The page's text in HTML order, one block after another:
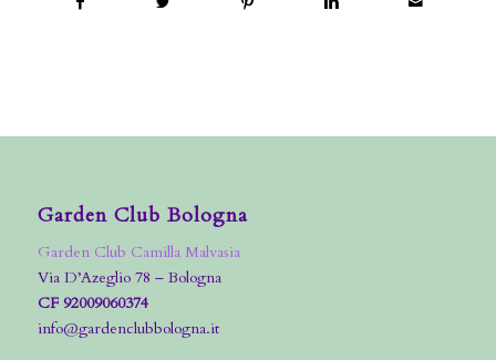
Garden Club Bologna
Garden Club Camilla Malvasia
Via D’Azeglio 78 – Bologna
CF 92009060374
info@gardenclubbologna.it